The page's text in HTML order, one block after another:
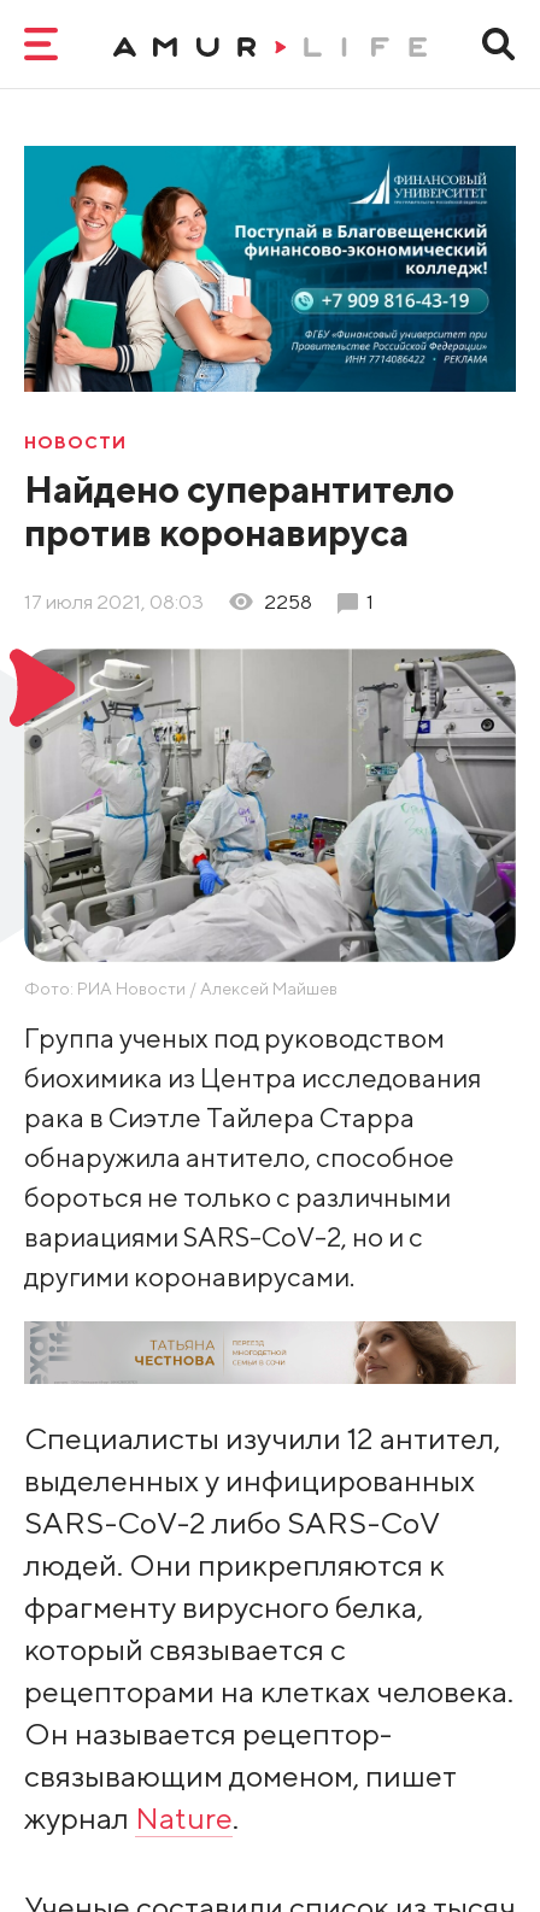
НОВОСТИ
Найдено суперантитело
против коронавируса
17 июля 2021, 08:03 2258 1
Фото: РИА Новости / Алексей Майшев
Группа ученых под руководством
биохимика из Центра исследования
рака в Сиэтле Тайлера Старра
обнаружила антитело, способное
бороться не только с различными
вариациями SARS-CoV-2, но и с
другими коронавирусами.
Специалисты изучили 12 антител,
выделенных у инфицированных
SARS-CoV-2 либо SARS-CoV
людей. Они прикрепляются к
фрагменту вирусного белка,
который связывается с
рецепторами на клетках человека.
Он называется рецептор-
связывающим доменом, пишет
журнал Nature.